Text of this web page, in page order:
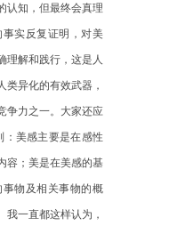
认知，但最终会真理
实反复证明，对美
理解和践行，这是人
类异化的有效武器，
争力之一。大家还应
：美感主要是在感性
容；美是在美感的基
物及相关事物的概
我一直都这样认为，